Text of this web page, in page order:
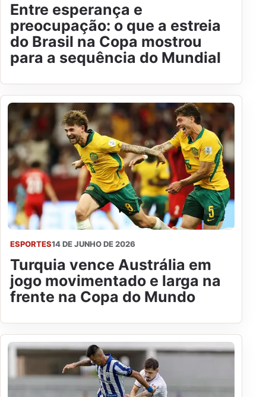
Entre esperança e
preocupação: o que a estreia
do Brasil na Copa mostrou
para a sequência do Mundial
ESPORTES14 DE JUNHO DE 2026
Turquia vence Austrália em
jogo movimentado e larga na
frente na Copa do Mundo